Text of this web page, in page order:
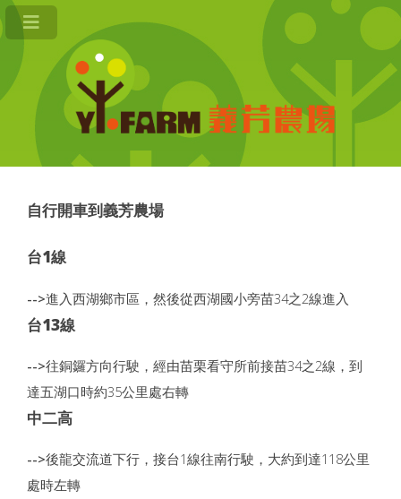
自行開車到義芳農場
台1線
-->進入西湖鄉市區，然後從西湖國小旁苗34之2線進入
台13線
-->往銅鑼方向行駛，經由苗栗看守所前接苗34之2線，到
達五湖口時約35公里處右轉
中二高
-->後龍交流道下行，接台1線往南行駛，大約到達118公里
處時左轉